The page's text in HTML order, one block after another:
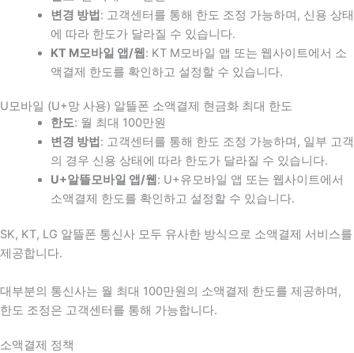
변경 방법 : 고객센터를 통해 한도 조정 가능하며, 신용 상태
에 따라 한도가 달라질 수 있습니다.
KT M모바일 앱/웹 : KT M모바일 앱 또는 웹사이트에서 소
액결제 한도를 확인하고 설정할 수 있습니다.
U모바일 (U+망 사용) 알뜰폰 소액결제 현금화 최대 한도
한도: 월 최대 100만원
변경 방법 : 고객센터를 통해 한도 조정 가능하며, 일부 고객
의 경우 신용 상태에 따라 한도가 달라질 수 있습니다.
U+알뜰모바일 앱/웹 : U+유모바일 앱 또는 웹사이트에서
소액결제 한도를 확인하고 설정할 수 있습니다.
SK, KT, LG 알뜰폰 통신사 모두 유사한 방식으로 소액결제 서비스를
제공합니다.
대부분의 통신사는 월 최대 100만원의 소액결제 한도를 제공하며,
한도 조정은 고객센터를 통해 가능합니다.
소액결제 정책